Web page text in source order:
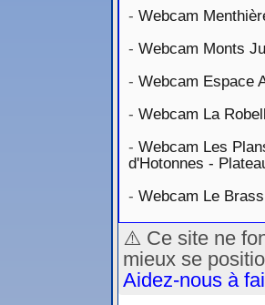
- Webcam
- Webcam Monts
- Webcam Espace
- Webcam La
- Webcam Les
d'Hotonnes -
- Webcam Le
⚠️ Ce site ne
mieux se
Aidez-nous à